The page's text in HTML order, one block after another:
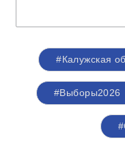
#Калужская
#Выборы2026